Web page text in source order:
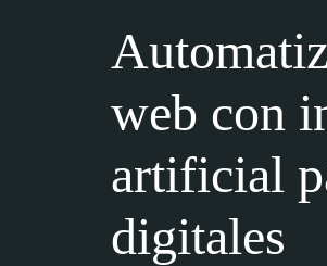
web con
artificial
digitales